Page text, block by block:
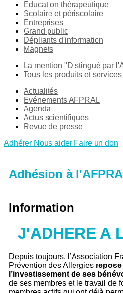
Education thérapeutique
Scolaire et périscolaire
Entreprises
Grand public
Dépliants d'information
Magnets
La mention "Distingué par
Tous les produits et
Actualités
Evénements AFPRAL
Agenda
Actus scientifiques
Revue de presse
Adhérer Nous aider Faire un don
Adhésion à
Information
J'ADHERE A
Depuis toujours, l’Association
Prévention des Allergies
l’investissement de ses
de ses membres et le travail de